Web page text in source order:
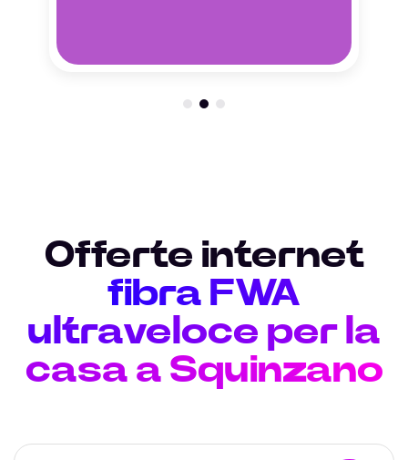
Offerte internet
fibra FWA
ultraveloce per la
casa a Squinzano